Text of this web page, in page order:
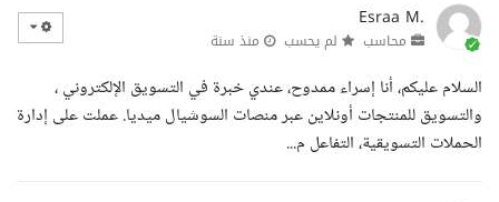
Esraa M.
محاسب لم يحسب منذ سنة
السلام عليكم، أنا إسراء ممدوح، عندي خبرة في التسويق الإلكتروني ،
والتسويق للمنتجات أونلاين عبر منصات السوشيال ميديا. عملت على إدارة
الحملات التسويقية، التفاعل م...